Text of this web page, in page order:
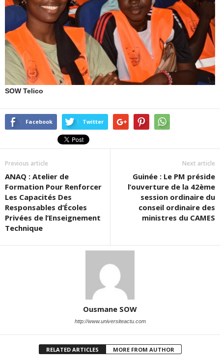
SOW Telico
Facebook Twitter
Previous article
ANAQ : Atelier de
Formation Pour Renforcer
Les Capacités Des
Responsables d’Écoles
Privées de l’Enseignement
Technique
Next article
Guinée : Le PM préside
l’ouverture de la 42ème
session ordinaire du
conseil ordinaire des
ministres du CAMES
Ousmane SOW
http://www.universiteactu.com
RELATED ARTICLES MORE FROM AUTHOR